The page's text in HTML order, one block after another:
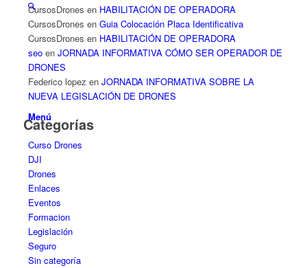
Menú
CursosDrones en HABILITACIÓN DE OPERADORA
CursosDrones en Guia Colocación Placa Identificativa
CursosDrones en HABILITACIÓN DE OPERADORA
seoen JORNADA INFORMATIVA CÓMO SER OPERADOR DE
DRONES
Federico lopez en JORNADA INFORMATIVA SOBRE LA
NUEVA LEGISLACIÓN DE DRONES
Categorías
Curso Drones
DJI
Drones
Enlaces
Eventos
Formacion
Legislación
Seguro
Sin categoría